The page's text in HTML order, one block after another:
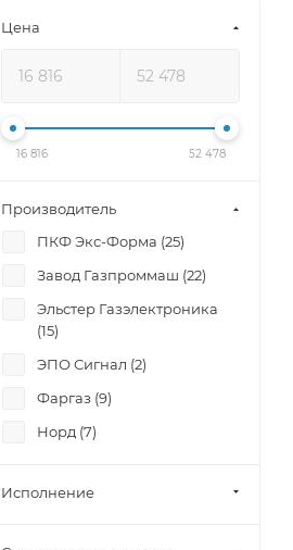
Цена
16 816 52 478
Производитель
ПКФ Экс-Форма (25)
Завод Газпроммаш (22)
Эльстер Газэлектроника
(15)
ЭПО Сигнал (2)
Фаргаз (9)
Норд (7)
Исполнение